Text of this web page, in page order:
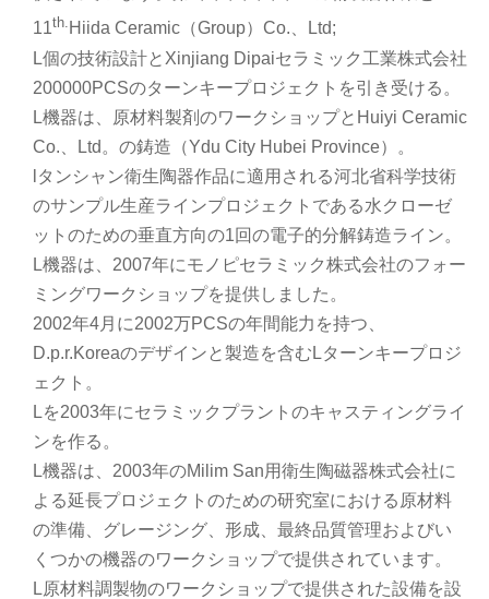
11th. Hiida Ceramic（Group）Co.、Ltd;
L個の技術設計とXinjiang Dipaiセラミック工業株式会社
200000PCSのターンキープロジェクトを引き受ける。
L機器は、原材料製剤のワークショップとHuiyi Ceramic
Co.、Ltd。の鋳造（Ydu City Hubei Province）。
lタンシャン衛生陶器作品に適用される河北省科学技術
のサンプル生産ラインプロジェクトである水クローゼ
ットのための垂直方向の1回の電子的分解鋳造ライン。
L機器は、2007年にモノピセラミック株式会社のフォー
ミングワークショップを提供しました。
2002年4月に2002万PCSの年間能力を持つ、
D.p.r.Koreaのデザインと製造を含むLターンキープロジ
ェクト。
Lを2003年にセラミックプラントのキャスティングライ
ンを作る。
L機器は、2003年のMilim San用衛生陶磁器株式会社に
よる延長プロジェクトのための研究室における原材料
の準備、グレージング、形成、最終品質管理およびい
くつかの機器のワークショップで提供されています。
L原材料調製物のワークショップで提供された設備を設